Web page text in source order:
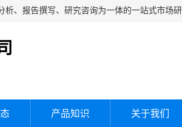
产品知识 关于我们